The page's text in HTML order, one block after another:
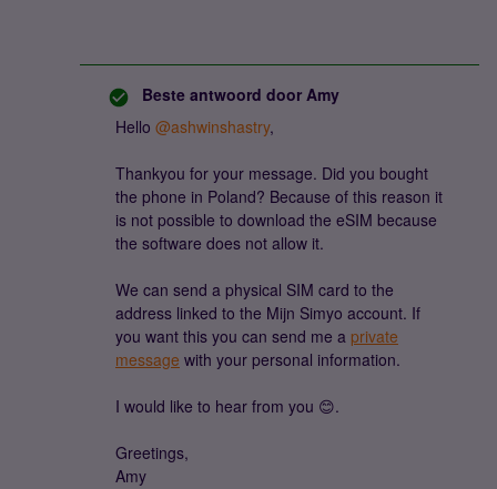
Beste antwoord door Amy
Hello @ashwinshastry,
Thankyou for your message. Did you bought
the phone in Poland? Because of this reason it
is not possible to download the eSIM because
the software does not allow it.
We can send a physical SIM card to the
address linked to the Mijn Simyo account. If
you want this you can send me a private
message with your personal information.
I would like to hear from you 😊.
Greetings,
Amy